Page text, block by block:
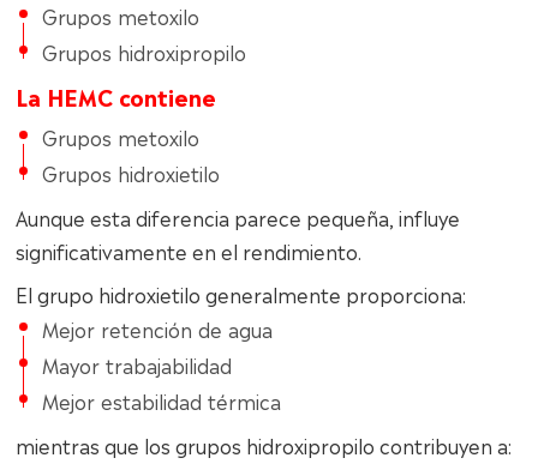
Grupos metoxilo
Grupos hidroxipropilo
La HEMC contiene
Grupos metoxilo
Grupos hidroxietilo
Aunque esta diferencia parece pequeña, influye
significativamente en el rendimiento.
El grupo hidroxietilo generalmente proporciona:
Mejor retención de agua
Mayor trabajabilidad
Mejor estabilidad térmica
mientras que los grupos hidroxipropilo contribuyen a: